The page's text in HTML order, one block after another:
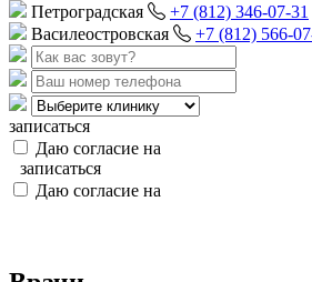
Петроградская +7 (812) 346-07-31
Василеостровская
+7 (812) 566-
записаться
Даю согласие на
записаться
Даю согласие на